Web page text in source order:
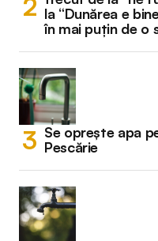
la “Dunărea e
în mai puțin de o
Se oprește apa
Pescărie